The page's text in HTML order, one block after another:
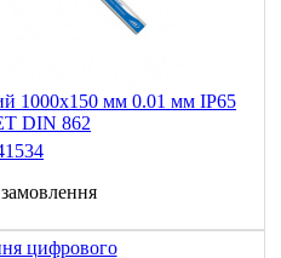
1000х150 мм 0.01 мм IP65
DIN 862